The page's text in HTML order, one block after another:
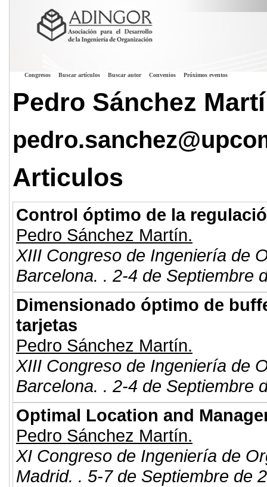
Congresos Buscar artículos Buscar autor Convenios Próximos eventos
Pedro Sánchez
Articulos
Control óptimo de la
Pedro Sánchez Martín.
XIII Congreso de Ingeniería de
Barcelona. . 2-4 de Septiembre
Dimensionado óptimo de
tarjetas
Pedro Sánchez Martín.
XIII Congreso de Ingeniería de
Barcelona. . 2-4 de Septiembre
Optimal Location and
Pedro Sánchez Martín.
XI Congreso de Ingeniería de
Madrid. . 5-7 de Septiembre de